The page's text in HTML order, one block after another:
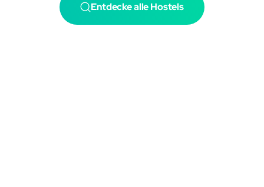
Entdecke alle Hostels